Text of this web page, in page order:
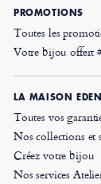
PROMOTIONS
Toutes les
Votre bijou offert
LA MAISON
Toutes vos
Nos collections et
Créez votre bijou
Nos services